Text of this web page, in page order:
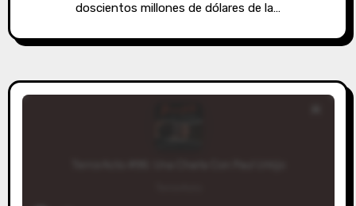
doscientos millones de dólares de la…